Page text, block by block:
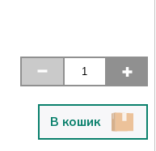
В кошик